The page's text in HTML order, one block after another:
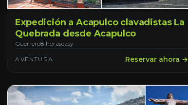
Expedición a Acapulco clavadistas La
Quebrada desde Acapulco
Guerrero8 horaseasy
AVENTURA Reservar ahora →